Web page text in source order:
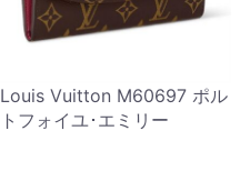
Louis Vuitton M60697 ポル
トフォイユ･エミリー